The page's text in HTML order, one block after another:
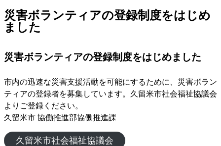
災害ボランティアの登録制度をはじめ
ました
災害ボランティアの登録制度をはじめました
市内の迅速な災害支援活動を可能にするために、災害ボラン
ティアの登録者を募集しています。久留米市社会福祉協議会
よりご登録ください。
久留米市 協働推進部協働推進課
久留米市社会福祉協議会